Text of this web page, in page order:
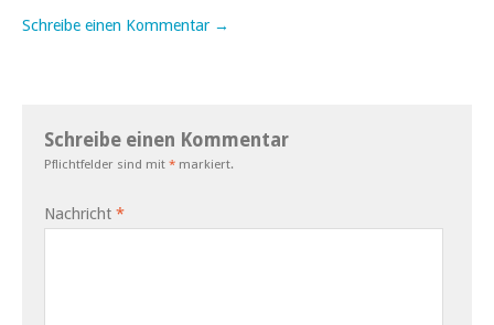
Schreibe einen Kommentar →
Schreibe einen Kommentar
Pflichtfelder sind mit * markiert.
Nachricht *